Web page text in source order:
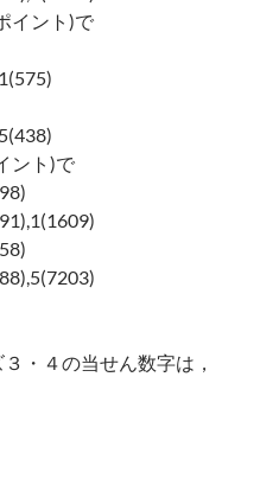
イント)で
ント)で
・４の当せん数字は，